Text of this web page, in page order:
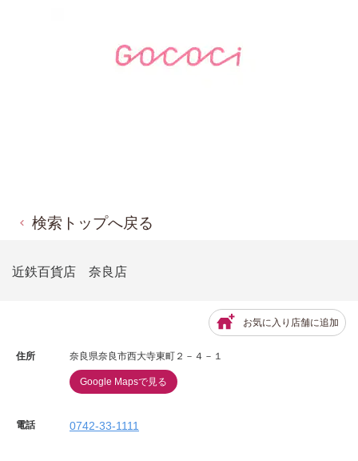
検索トップへ戻る
近鉄百貨店 奈良店
お気に入り店舗に追加
住所 奈良県奈良市西大寺東町２－４－１
Google Mapsで見る
電話 0742-33-1111